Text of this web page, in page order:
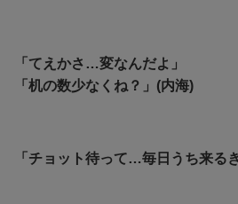
「てえかさ…変なんだよ」
「机の数少なくね？」(内海)
「チョット待って…毎日うち来る